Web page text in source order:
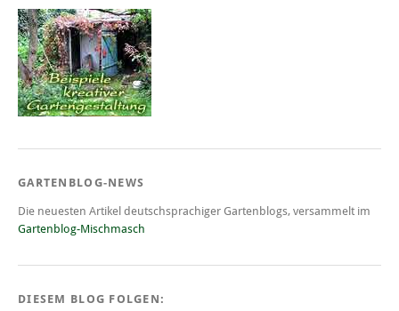
GARTENBLOG-NEWS
Die neuesten Artikel deutschsprachiger Gartenblogs, versammelt im
Gartenblog-Mischmasch
DIESEM BLOG FOLGEN: